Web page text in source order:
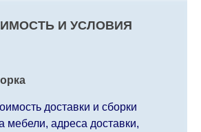
И УСЛОВИЯ
доставки и сборки
мебели, адреса доставки,